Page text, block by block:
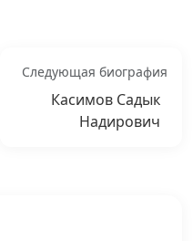
Следующая биография
Касимов Садык
Надирович